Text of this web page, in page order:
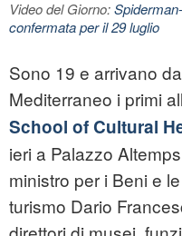
Video del Giorno:
confermata per il 29 luglio
Sono 19 e arrivano
Mediterraneo i primi
School of Cultural
ieri a Palazzo
ministro per i Beni e
turismo Dario